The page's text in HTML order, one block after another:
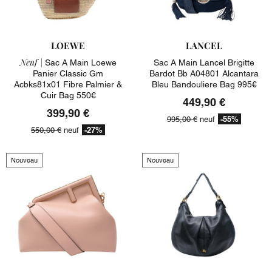
LOEWE
Neuf | Sac A Main Loewe
Panier Classic Gm
Acbks81x01 Fibre Palmier &
Cuir Bag 550€
399,90 €
550,00 € neuf -27%
LANCEL
Sac A Main Lancel Brigitte
Bardot Bb A04801 Alcantara
Bleu Bandouliere Bag 995€
449,90 €
995,00 € neuf -55%
Nouveau Nouveau